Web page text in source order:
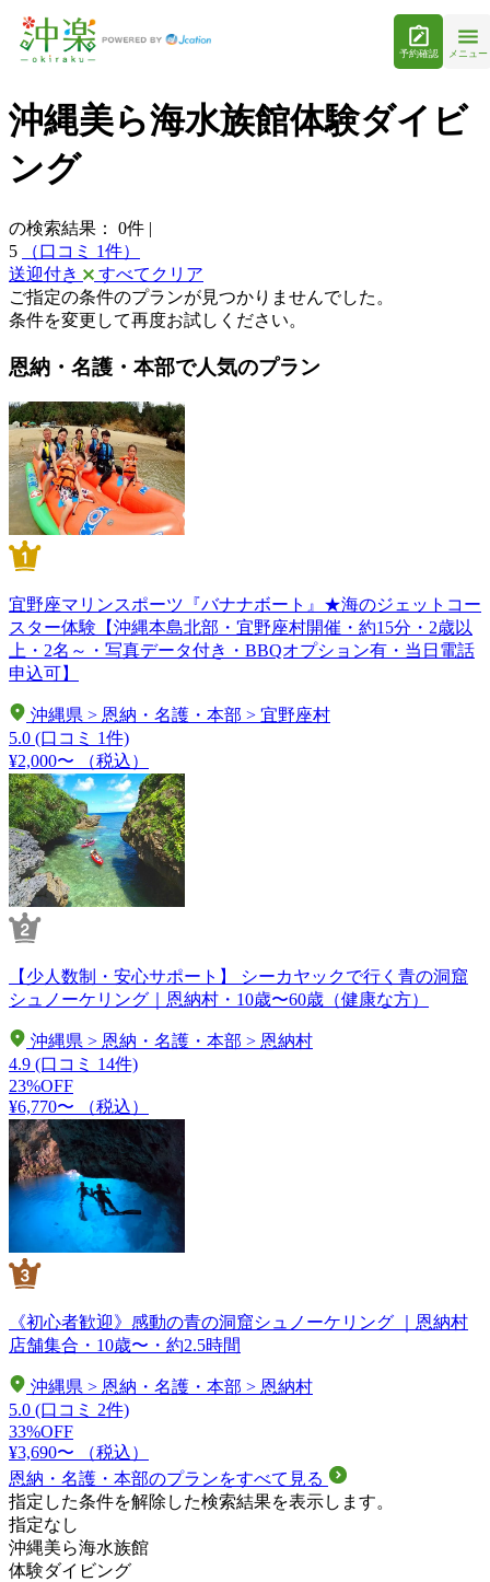
予約確認 メニュー
沖縄美ら海水族館体験ダイビ
ング
の検索結果： 0件 |
5
（口コミ 1件）
送迎付き
すべてクリア
ご指定の条件のプランが見つかりませんでした。
条件を変更して再度お試しください。
恩納・名護・本部で人気のプラン
宜野座マリンスポーツ『バナナボート』★海のジェットコー
スター体験【沖縄本島北部・宜野座村開催・約15分・2歳以
上・2名～・写真データ付き・BBQオプション有・当日電話
申込可】
沖縄県 > 恩納・名護・本部 > 宜野座村
5.0 (口コミ 1件)
¥2,000〜
（税込）
【少人数制・安心サポート】 シーカヤックで行く青の洞窟
シュノーケリング｜恩納村・10歳〜60歳（健康な方）
沖縄県 > 恩納・名護・本部 > 恩納村
4.9 (口コミ 14件)
23%OFF
¥6,770〜
（税込）
《初心者歓迎》感動の青の洞窟シュノーケリング ｜恩納村
店舗集合・10歳〜・約2.5時間
沖縄県 > 恩納・名護・本部 > 恩納村
5.0 (口コミ 2件)
33%OFF
¥3,690〜
（税込）
恩納・名護・本部のプランをすべて見る
指定した条件を解除した検索結果を表示します。
指定なし
沖縄美ら海水族館
体験ダイビング